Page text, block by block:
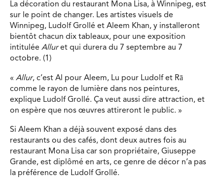
La décoration du restaurant Mona Lisa, à Winnipeg, est
sur le point de changer. Les artistes visuels de
Winnipeg, Ludolf Grollé et Aleem Khan, y installeront
bientôt chacun dix tableaux, pour une exposition
intitulée Alluret qui durera du 7 septembre au 7
octobre. (1)
« Allur, c’est Al pour Aleem, Lu pour Ludolf et Rā
comme le rayon de lumière dans nos peintures,
explique Ludolf Grollé. Ça veut aussi dire attraction, et
on espère que nos œuvres attireront le public. »
Si Aleem Khan a déjà souvent exposé dans des
restaurants ou des cafés, dont deux autres fois au
restaurant Mona Lisa car son propriétaire, Giuseppe
Grande, est diplômé en arts, ce genre de décor n’a pas
la préférence de Ludolf Grollé.